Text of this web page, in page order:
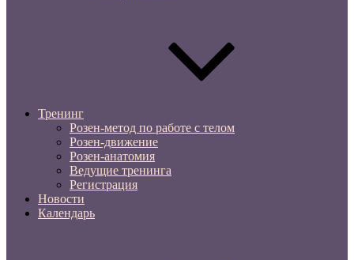
Тренинг
Розен-метод по работе с телом
Розен-движение
Розен-анатомия
Ведущие тренинга
Регистрация
Новости
Календарь